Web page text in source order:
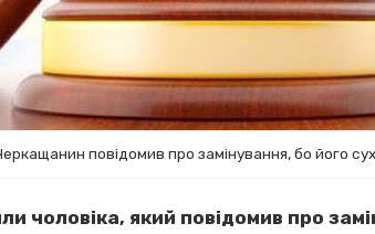
повідомив про замінування, бо його
чоловіка, який повідомив про